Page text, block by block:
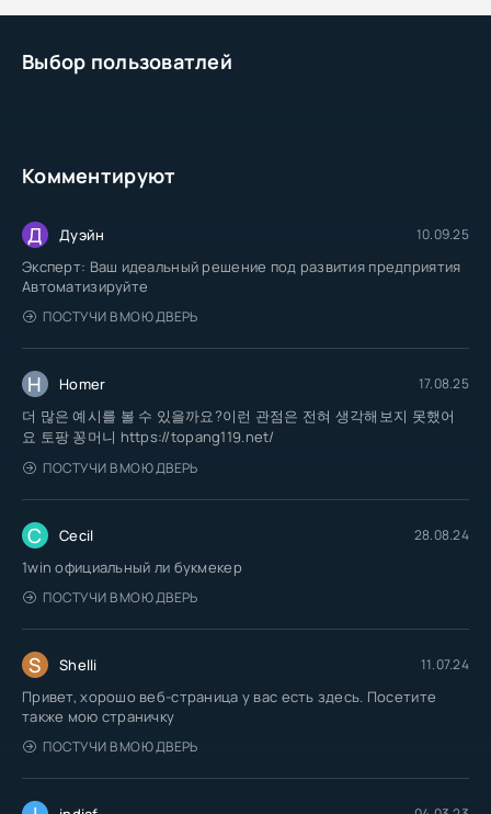
Выбор пользоватлей
Комментируют
Д Дуэйн 10.09.25
Эксперт: Ваш идеальный решение под развития предприятия
Автоматизируйте
ПОСТУЧИ В МОЮ ДВЕРЬ
H Homer 17.08.25
더 많은 예시를 볼 수 있을까요?이런 관점은 전혀 생각해보지 못했어
요 토팡 꽁머니 https://topang119.net/
ПОСТУЧИ В МОЮ ДВЕРЬ
C Cecil 28.08.24
1win официальный ли букмекер
ПОСТУЧИ В МОЮ ДВЕРЬ
S Shelli 11.07.24
Привет, хорошо веб-страница у вас есть здесь. Посетите
также мою страничку
ПОСТУЧИ В МОЮ ДВЕРЬ